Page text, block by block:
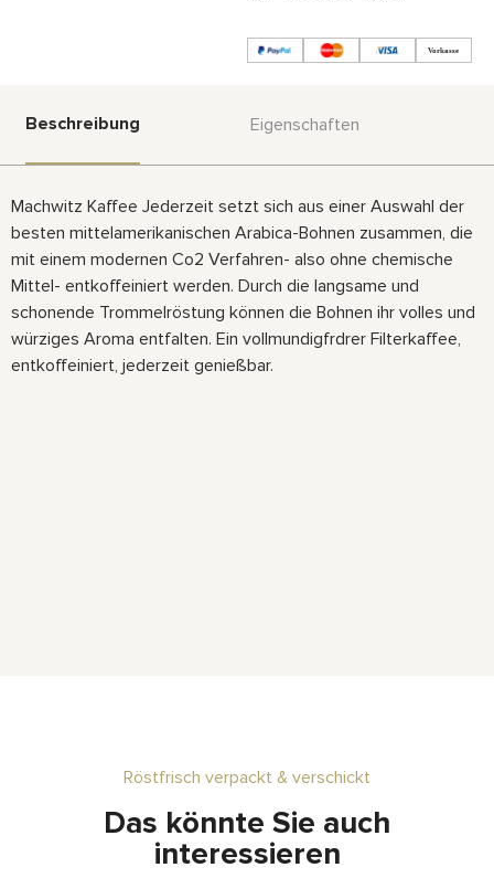
Beschreibung Eigenschaften
Machwitz Kaffee Jederzeit setzt sich aus einer Auswahl der
besten mittelamerikanischen Arabica-Bohnen zusammen, die
mit einem modernen Co2 Verfahren- also ohne chemische
Mittel- entkoffeiniert werden. Durch die langsame und
schonende Trommelröstung können die Bohnen ihr volles und
würziges Aroma entfalten. Ein vollmundigfrdrer Filterkaffee,
entkoffeiniert, jederzeit genießbar.
Röstfrisch verpackt & verschickt
Das könnte Sie auch
interessieren